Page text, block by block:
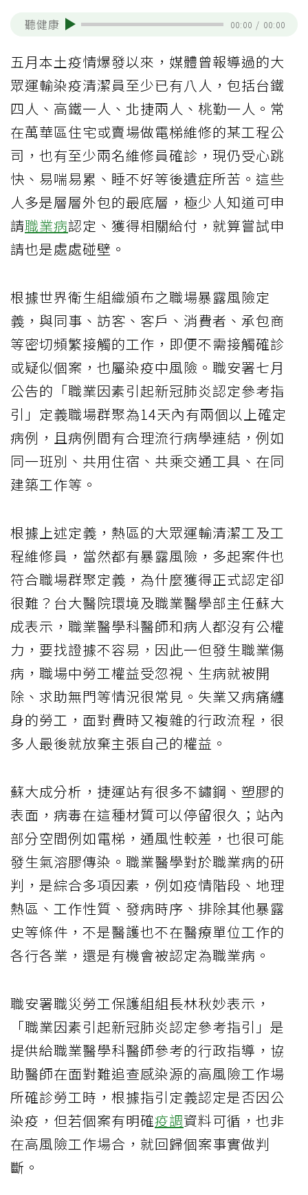
聽健康 00:00 / 00:00
五月本土疫情爆發以來，媒體曾報導過的大
眾運輸染疫清潔員至少已有八人，包括台鐵
四人、高鐵一人、北捷兩人、桃勤一人。常
在萬華區住宅或賣場做電梯維修的某工程公
司，也有至少兩名維修員確診，現仍受心跳
快、易喘易累、睡不好等後遺症所苦。這些
人多是層層外包的最底層，極少人知道可申
請職業病認定、獲得相關給付，就算嘗試申
請也是處處碰壁。
根據世界衛生組織頒布之職場暴露風險定
義，與同事、訪客、客戶、消費者、承包商
等密切頻繁接觸的工作，即便不需接觸確診
或疑似個案，也屬染疫中風險。職安署七月
公告的「職業因素引起新冠肺炎認定參考指
引」定義職場群聚為14天內有兩個以上確定
病例，且病例間有合理流行病學連結，例如
同一班別、共用住宿、共乘交通工具、在同
建築工作等。
根據上述定義，熱區的大眾運輸清潔工及工
程維修員，當然都有暴露風險，多起案件也
符合職場群聚定義，為什麼獲得正式認定卻
很難？台大醫院環境及職業醫學部主任蘇大
成表示，職業醫學科醫師和病人都沒有公權
力，要找證據不容易，因此一但發生職業傷
病，職場中勞工權益受忽視、生病就被開
除、求助無門等情況很常見。失業又病痛纏
身的勞工，面對費時又複雜的行政流程，很
多人最後就放棄主張自己的權益。
蘇大成分析，捷運站有很多不鏽鋼、塑膠的
表面，病毒在這種材質可以停留很久；站內
部分空間例如電梯，通風性較差，也很可能
發生氣溶膠傳染。職業醫學對於職業病的研
判，是綜合多項因素，例如疫情階段、地理
熱區、工作性質、發病時序、排除其他暴露
史等條件，不是醫護也不在醫療單位工作的
各行各業，還是有機會被認定為職業病。
職安署職災勞工保護組組長林秋妙表示，
「職業因素引起新冠肺炎認定參考指引」是
提供給職業醫學科醫師參考的行政指導，協
助醫師在面對難追查感染源的高風險工作場
所確診勞工時，根據指引定義認定是否因公
染疫，但若個案有明確疫調資料可循，也非
在高風險工作場合，就回歸個案事實做判
斷。